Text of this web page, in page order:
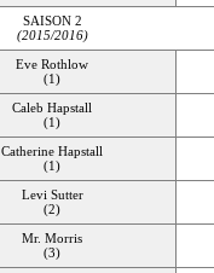
SAISON 2
(2015/2016)
Eve Rothlow
(1)
Caleb Hapstall
(1)
Catherine Hapstall
(1)
Levi Sutter
(2)
Mr. Morris
(3)